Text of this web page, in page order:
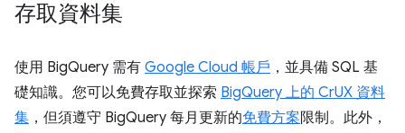
存取資料集
使用 BigQuery 需有 Google Cloud 帳戶 ，並具備 SQL 基
礎知識。您可以免費存取並探索 BigQuery 上的 CrUX 資料
集 ，但須遵守 BigQuery 每月更新的免費方案限制。此外，